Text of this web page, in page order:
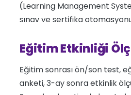
(Learning Management
sınav ve sertifika
Eğitim Etkinliği
Eğitim sonrası ön/son test,
anketi, 3-ay sonra etkinlik